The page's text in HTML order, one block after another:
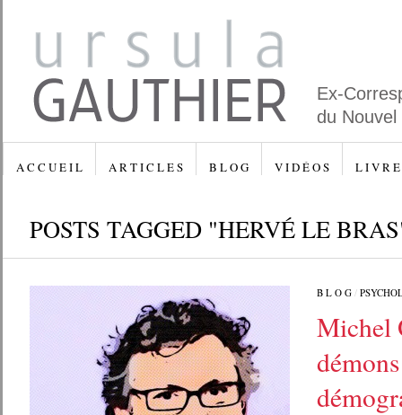
Ex-
du
A C C U E I L A R T I C L E S B L O G V I D É O S L I V R E
POSTS TAGGED "HERVÉ LE
B L O G/
Michel